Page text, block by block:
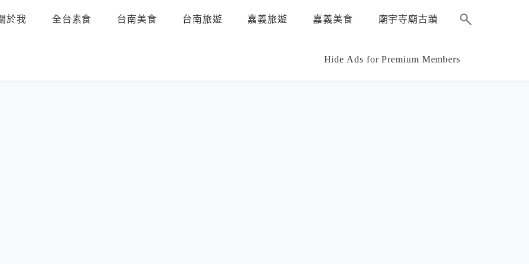
於我 全台素食 台南美食 台南旅遊 嘉義旅遊 嘉義美食 廟宇寺廟古蹟
Hide Ads for Premium Members